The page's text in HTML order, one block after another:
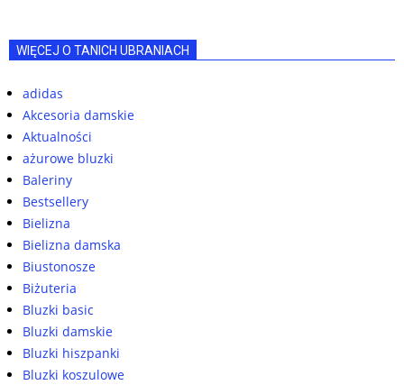
WIĘCEJ O TANICH UBRANIACH
adidas
Akcesoria damskie
Aktualności
ażurowe bluzki
Baleriny
Bestsellery
Bielizna
Bielizna damska
Biustonosze
Biżuteria
Bluzki basic
Bluzki damskie
Bluzki hiszpanki
Bluzki koszulowe